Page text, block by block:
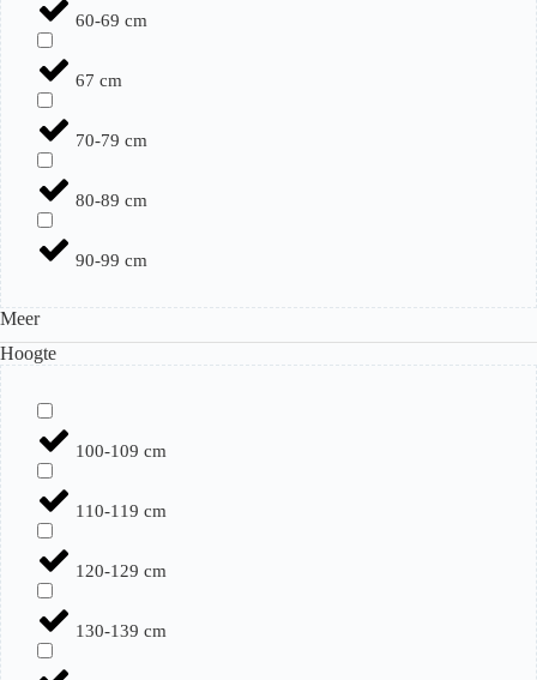
60-69 cm
67 cm
70-79 cm
80-89 cm
90-99 cm
Meer
Hoogte
100-109 cm
110-119 cm
120-129 cm
130-139 cm